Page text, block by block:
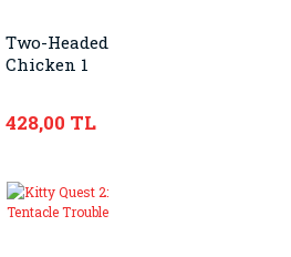
Two-Headed
Chicken 1
428,00 TL